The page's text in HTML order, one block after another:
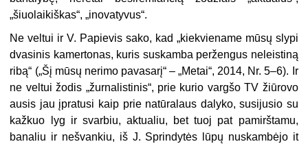
„šiuolaikiškas“, „inovatyvus“.
Ne veltui ir V. Papievis sako, kad „kiekviename mūsų slypi
dvasinis kamertonas, kuris suskamba peržengus neleistiną
ribą“ („Šį mūsų nerimo pavasarį“ – „Metai“, 2014, Nr. 5–6). Ir
ne veltui žodis „žurnalistinis“, prie kurio vargšo TV žiūrovo
ausis jau įpratusi kaip prie natūralaus dalyko, susijusio su
kažkuo lyg ir svarbiu, aktualiu, bet tuoj pat pamirštamu,
banaliu ir nešvankiu, iš J. Sprindytės lūpų nuskambėjo it